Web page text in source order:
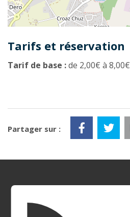
Tarifs et réservation
Tarif de base :de 2,00€ à 8,00€
Partager sur :